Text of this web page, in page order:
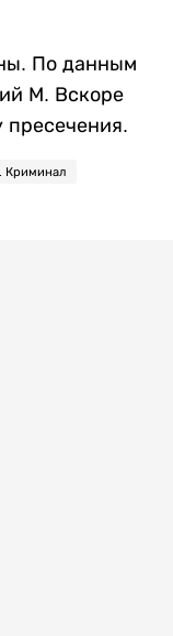
По данным
М. Вскоре
пресечения.
Криминал